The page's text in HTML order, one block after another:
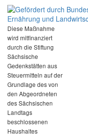
Diese Maßnahme
wird mitfinanziert
durch die Stiftung
Sächsische
Gedenkstätten aus
Steuermitteln auf der
Grundlage des von
den Abgeordneten
des Sächsischen
Landtags
beschlossenen
Haushaltes